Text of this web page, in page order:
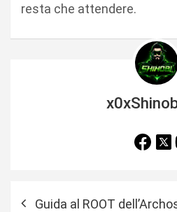
resta che attendere.
Guida al ROOT